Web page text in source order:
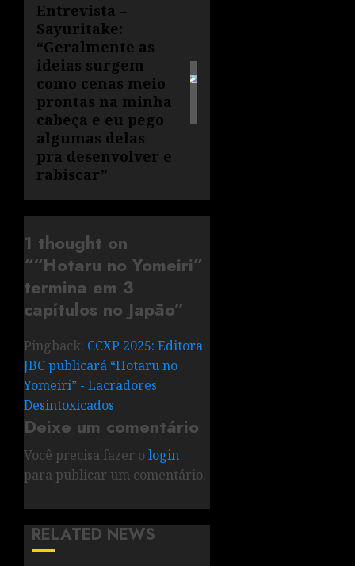
Entrevista –
Sayuritake:
“Geralmente as
ideias surgem
como cenas meio
prontas na minha
cabeça e eu pego
algumas delas
pra desenvolver e
rabiscar”
1 thought on
““Hotaru no Yomeiri”
termina em 3
capítulos no Japão”
Pingback: CCXP 2025: Editora
JBC publicará “Hotaru no
Yomeiri” - Lacradores
Desintoxicados
Deixe um comentário
Você precisa fazer o login
para publicar um comentário.
RELATED NEWS